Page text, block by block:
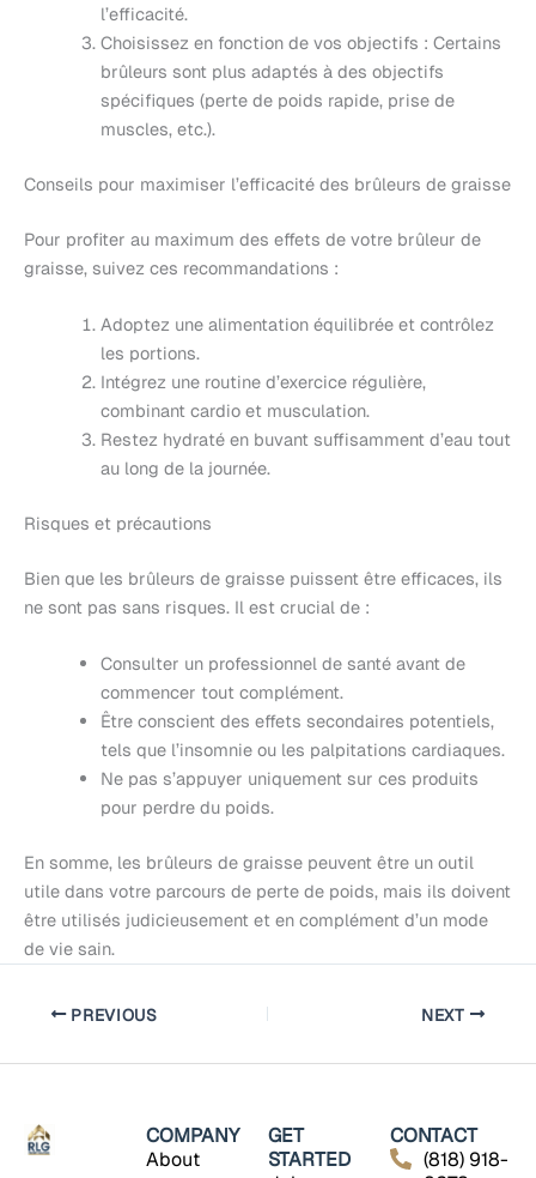
l’efficacité.
Choisissez en fonction de vos objectifs : Certains
brûleurs sont plus adaptés à des objectifs
spécifiques (perte de poids rapide, prise de
muscles, etc.).
Conseils pour maximiser l’efficacité des brûleurs de graisse
Pour profiter au maximum des effets de votre brûleur de
graisse, suivez ces recommandations :
Adoptez une alimentation équilibrée et contrôlez
les portions.
Intégrez une routine d’exercice régulière,
combinant cardio et musculation.
Restez hydraté en buvant suffisamment d’eau tout
au long de la journée.
Risques et précautions
Bien que les brûleurs de graisse puissent être efficaces, ils
ne sont pas sans risques. Il est crucial de :
Consulter un professionnel de santé avant de
commencer tout complément.
Être conscient des effets secondaires potentiels,
tels que l’insomnie ou les palpitations cardiaques.
Ne pas s’appuyer uniquement sur ces produits
pour perdre du poids.
En somme, les brûleurs de graisse peuvent être un outil
utile dans votre parcours de perte de poids, mais ils doivent
être utilisés judicieusement et en complément d’un mode
de vie sain.
PREVIOUS NEXT
COMPANY
About
GET
STARTED
CONTACT
(818) 918-